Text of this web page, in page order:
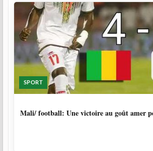
SPORT
Mali/ football: Une victoire au goût amer